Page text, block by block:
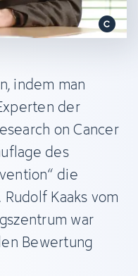
indem man
der
on Cancer
des
die
Kaaks vom
war
Bewertung